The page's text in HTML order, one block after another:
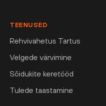
TEENUSED
Rehvivahetus Tartus
Velgede värvimine
Sõidukite keretööd
Tulede taastamine